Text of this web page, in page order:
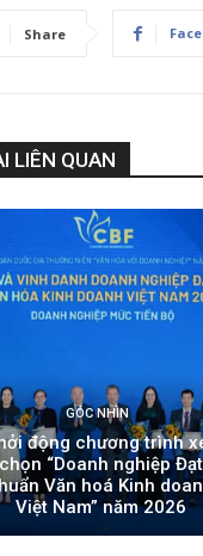
Share
LIÊN QUAN
GÓC NHÌN
động chương trình
chọn “Doanh nghiệp Đạt
Văn hoá Kinh
Việt Nam” năm 2026